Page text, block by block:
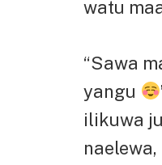
watu
“Sawa
yangu
ilikuwa